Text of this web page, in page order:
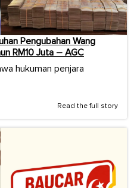
Pengubahan Wang
RM10 Juta – AGC
hukuman penjara
Read the full story